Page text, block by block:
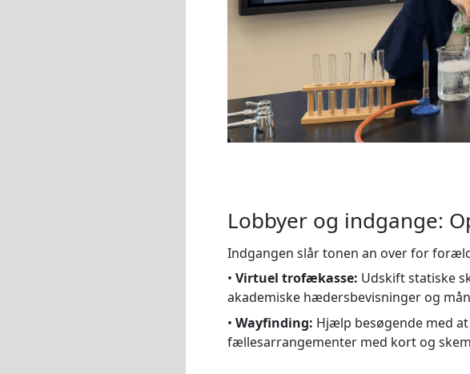
Lobbyer og indgange:
Indgangen slår tonen an over for
• Virtuel trofækasse: Udskift statiske
akademiske hædersbevisninger og
• Wayfinding: Hjælp besøgende med
fællesarrangementer med kort og